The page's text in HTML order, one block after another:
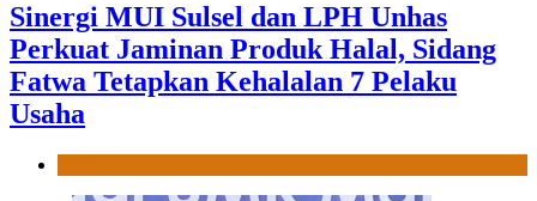
Sinergi MUI Sulsel dan LPH Unhas
Perkuat Jaminan Produk Halal, Sidang
Fatwa Tetapkan Kehalalan 7 Pelaku
Usaha